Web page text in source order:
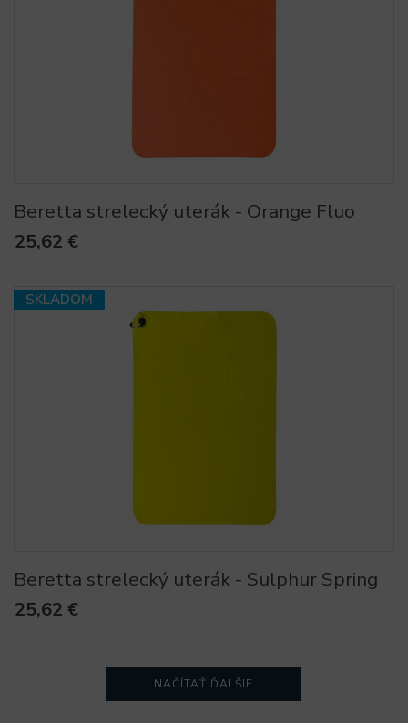
Beretta strelecký uterák - Orange Fluo
25,62 €
SKLADOM
Beretta strelecký uterák - Sulphur Spring
25,62 €
NAČÍTAŤ ĎALŠIE